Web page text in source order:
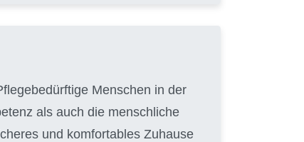
Menschen in der
als auch die menschliche
und komfortables Zuhause